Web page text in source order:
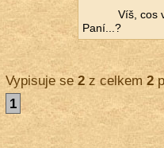
Víš, cos
Paní...?
Vypisuje se2z celkem 2
1